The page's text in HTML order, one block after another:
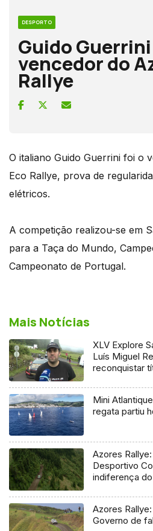
DESPORTO
Guido Guerrini
vencedor do
Rallye
O italiano Guido Guerrini foi o
Eco Rallye, prova de
elétricos.
A competição realizou-se em
para a Taça do Mundo,
Campeonato de Portugal.
Mais Notícias
XLV Explore
Luís Miguel
reconquistar
Mini
regata partiu
Azores
Desportivo
indiferença
Azores
Governo de